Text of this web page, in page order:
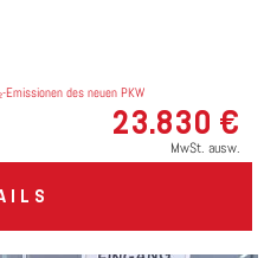
Emissionen des neuen PKW
23.830 €
MwSt. ausw.